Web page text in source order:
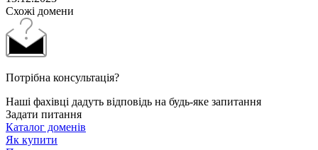
Схожі домени
Потрібна консультація?
Наші фахівці дадуть відповідь на будь-яке запитання
Задати питання
Каталог доменів
Як купити